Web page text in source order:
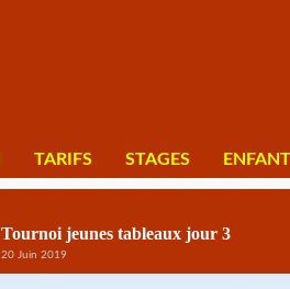
TARIFS STAGES
Tournoi jeunes tableaux jour 3
20 Juin 2019